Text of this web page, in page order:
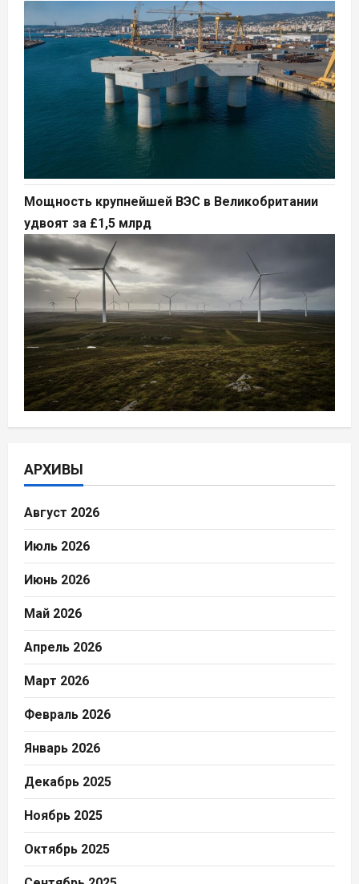
Мощность крупнейшей ВЭС в Великобритании
удвоят за £1,5 млрд
АРХИВЫ
Август 2026
Июль 2026
Июнь 2026
Май 2026
Апрель 2026
Март 2026
Февраль 2026
Январь 2026
Декабрь 2025
Ноябрь 2025
Октябрь 2025